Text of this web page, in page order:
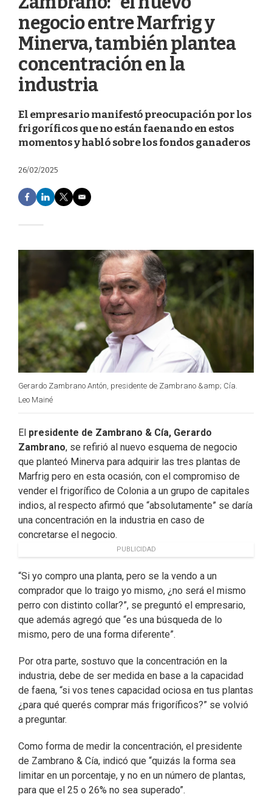
negocio entre Marfrig y
Minerva, también plantea
concentración en la
industria
El empresario manifestó preocupación por los
frigoríficos que no están faenando en estos
momentos y habló sobre los fondos ganaderos
26/02/2025
F
a
e
o
L
i
d
T
w
e
E
m
Gerardo Zambrano Antón, presidente de Zambrano &amp; Cía.
Leo Mainé
El presidente de Zambrano & Cía, Gerardo
Zambrano, se refirió al nuevo esquema de negocio
que planteó Minerva para adquirir las tres plantas de
Marfrig pero en esta ocasión, con el compromiso de
vender el frigorífico de Colonia a un grupo de capitales
indios, al respecto afirmó que “absolutamente” se daría
una concentración en la industria en caso de
concretarse el negocio.
PUBLICIDAD
“Si yo compro una planta, pero se la vendo a un
comprador que lo traigo yo mismo, ¿no será el mismo
perro con distinto collar?”, se preguntó el empresario,
que además agregó que “es una búsqueda de lo
mismo, pero de una forma diferente”.
Por otra parte, sostuvo que la concentración en la
industria, debe de ser medida en base a la capacidad
de faena, “si vos tenes capacidad ociosa en tus plantas
¿para qué querés comprar más frigoríficos?” se volvió
a preguntar.
Como forma de medir la concentración, el presidente
de Zambrano & Cía, indicó que “quizás la forma sea
limitar en un porcentaje, y no en un número de plantas,
para que el 25 o 26% no sea superado”.